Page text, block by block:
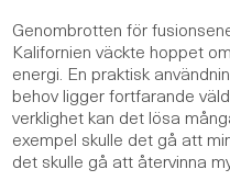
Genombrotten för
Kalifornien väckte hoppet
energi. En praktisk
behov ligger fortfarande
verklighet kan det lösa
exempel skulle det gå att
det skulle gå att återvinna